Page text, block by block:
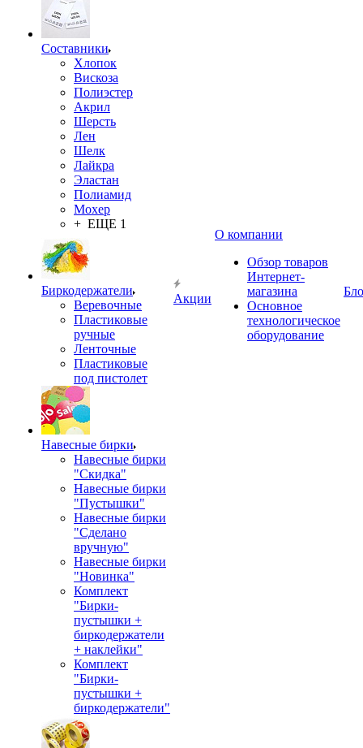
Составники
Хлопок
Вискоза
Полиэстер
Акрил
Шерсть
Лен
Шелк
Лайкра
Эластан
Полиамид
Мохер
+ ЕЩЕ 1
Биркодержатели
Веревочные
Пластиковые
ручные
Ленточные
Пластиковые
под пистолет
Навесные бирки
Навесные бирки
"Скидка"
Навесные бирки
"Пустышки"
Навесные бирки
"Сделано
вручную"
Навесные бирки
"Новинка"
Комплект
"Бирки-
пустышки +
биркодержатели
+ наклейки"
Комплект
"Бирки-
пустышки +
биркодержатели"
Акции
О компании
Обзор товаров
Интернет-
магазина
Основное
технологическое
оборудование